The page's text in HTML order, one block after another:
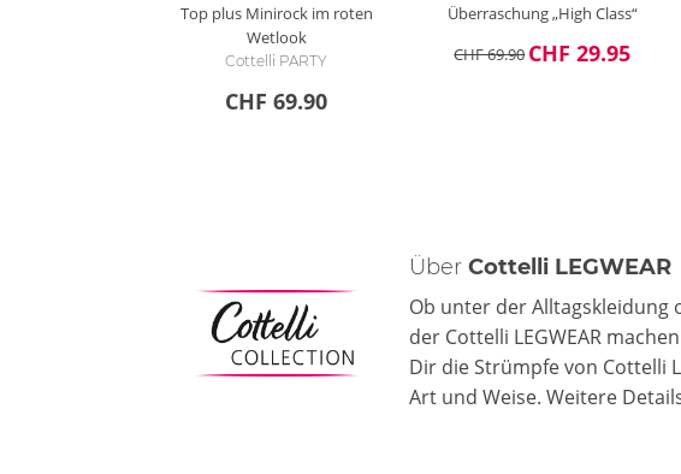
Top plus Minirock im roten
Wetlook
Cottelli PARTY
CHF 69.90
Überraschung „High Class“
CHF 69.90 CHF 29.95
ÜberCottelli LEGWEAR
Ob unter der
der Cottelli LEGWEAR
Dir die Strümpfe von Cottelli
Art und Weise.Weitere